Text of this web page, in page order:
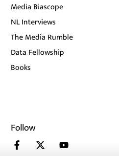
Media Biascope
NL Interviews
The Media Rumble
Data Fellowship
Books
Follow